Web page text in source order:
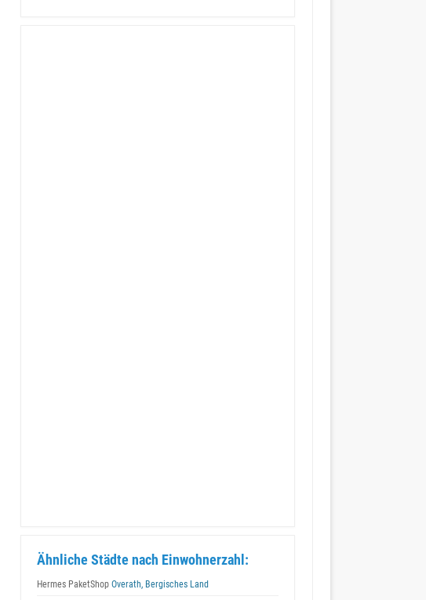
Ähnliche Städte nach Einwohnerzahl:
Hermes PaketShop Overath, Bergisches Land